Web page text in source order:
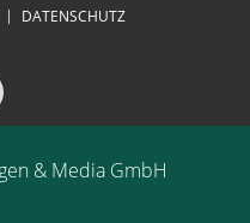
DATENSCHUTZ